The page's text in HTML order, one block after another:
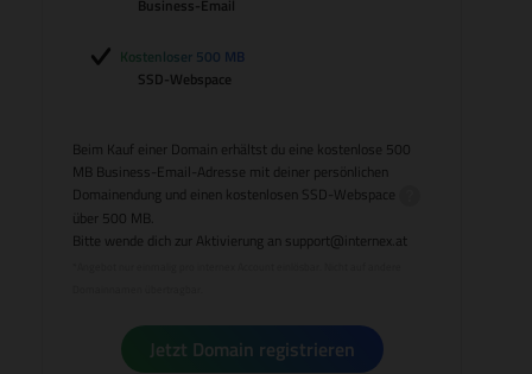
Business-Email
Kostenloser 500 MB
SSD-Webspace
Beim Kauf einer Domain erhältst du eine kostenlose 500
MB Business-Email-Adresse mit deiner persönlichen
Domainendung und einen kostenlosen SSD-Webspace
über 500 MB.
Bitte wende dich zur Aktivierung an support@internex.at
Jetzt Domain registrieren